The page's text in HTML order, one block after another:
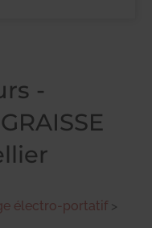
-
électro-portatif >